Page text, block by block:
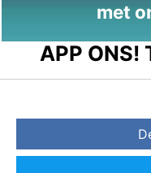
met
APP ONS!